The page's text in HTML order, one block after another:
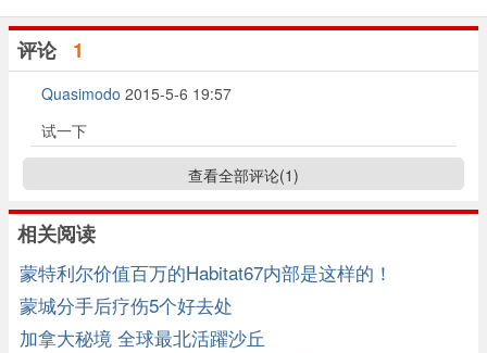
评论 1
Quasimodo 2015-5-6 19:57
试一下
查看全部评论(1)
相关阅读
蒙特利尔价值百万的Habitat67内部是这样的！
蒙城分手后疗伤5个好去处
加拿大秘境 全球最北活躍沙丘